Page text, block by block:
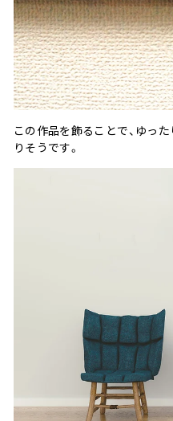
この作品を飾ることで、ゆっ
りそうです。